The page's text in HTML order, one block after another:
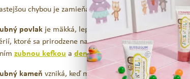
chybou je zamieňanie zubného kameňa so
povlakje mäkká, lepkavá vrstva baktérií, ktorá sa
ktoré sa prirodzene nachádzajú v ústach. Povlak sa
zubnou kefkou a dentálnou niťou.
kameň vzniká, keď minerály zo slín postupne